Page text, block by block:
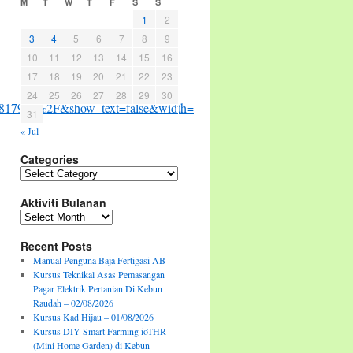
1
2
3
4 5 6 7 8
9
10
11 12 13 14 15
16
17
18 19 20 21 22
23
24
25 26 27 28 29
30
31
« Jul
Categories
Categories
Aktiviti Bulanan
Aktiviti
Recent Posts
Manual Penguna Baja Fertigasi AB
Kursus Teknikal Asas Pemasangan
Pagar Elektrik Pertanian Di Kebun
Raudah – 02/08/2026
Kursus Kad Hijau – 01/08/2026
Kursus DIY Smart Farming ioTHR
(Mini Home Garden) di Kebun